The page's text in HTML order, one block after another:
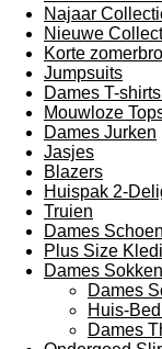
Najaar
Nieuwe
Korte
Jumpsuits
Dames T-
Mouwloze
Dames Jurken
Jasjes
Blazers
Huispak 2-
Truien
Dames
Plus Size
Dames Sokken
Dames
Huis-
Dames